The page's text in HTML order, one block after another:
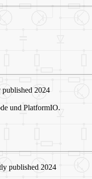
published 2024
und PlatformIO.
published 2024